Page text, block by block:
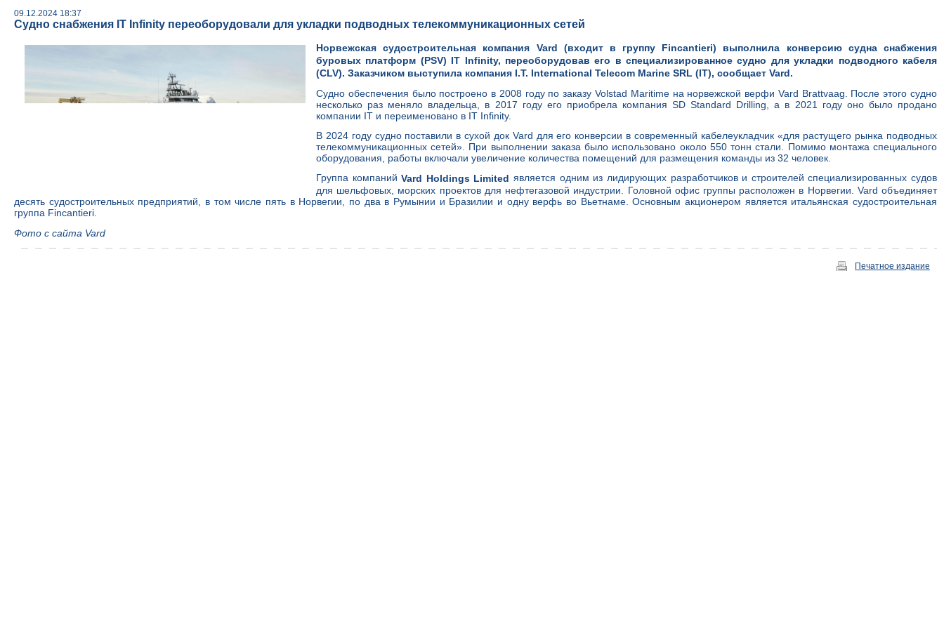
09.12.2024 18:37
Судно снабжения IT Infinity переоборудовали для укладки подводных телекоммуникационных сетей
Норвежская судостроительная компания Vard (входит в группу Fincantieri) выполнила конверсию судна снабжения
буровых платформ (PSV) IT Infinity, переоборудовав его в специализированное судно для укладки подводного кабеля
(CLV). Заказчиком выступила компания I.T. International Telecom Marine SRL (IT), сообщает Vard.
Судно обеспечения было построено в 2008 году по заказу Volstad Maritime на норвежской верфи Vard Brattvaag. После этого судно
несколько раз меняло владельца, в 2017 году его приобрела компания SD Standard Drilling, а в 2021 году оно было продано
компании IT и переименовано в IT Infinity.
В 2024 году судно поставили в сухой док Vard для его конверсии в современный кабелеукладчик «для растущего рынка подводных
телекоммуникационных сетей». При выполнении заказа было использовано около 550 тонн стали. Помимо монтажа специального
оборудования, работы включали увеличение количества помещений для размещения команды из 32 человек.
Группа компанийVard Holdings Limited является одним из лидирующих разработчиков и строителей специализированных судов
для шельфовых, морских проектов для нефтегазовой индустрии. Головной офис группы расположен в Норвегии. Vard объединяет
десять судостроительных предприятий, в том числе пять в Норвегии, по два в Румынии и Бразилии и одну верфь во Вьетнаме. Основным акционером является итальянская судостроительная
группа Fincantieri.
Фото с сайта Vard
Печатное издание